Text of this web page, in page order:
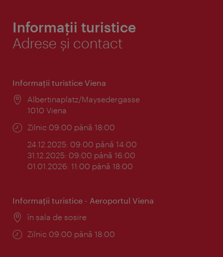
Informații turistice
Adrese și contact
Informaţii turistice Viena
Locul:
Albertinaplatz/Maysedergasse
1010 Viena
Program:
Zilnic 09:00 până 18:00
24.12.2025: 09:00 până 14:00
31.12.2025: 09:00 până 16:00
01.01.2026: 11:00 până 18:00
Informaţii turistice - Aeroportul Viena
Locul:
în sala de sosire
Program:
Zilnic 09:00 până 18:00